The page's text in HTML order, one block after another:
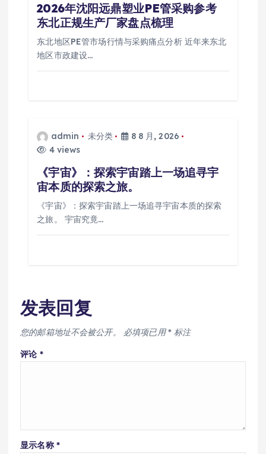
2026年沈阳远鼎塑业PE管采购参考
东北正规生产厂家盘点梳理
东北地区PE管市场行情与采购痛点分析 近年来东北
地区市政建设…
admin 未分类
8 8 月, 2026
4 views
《宇宙》：探索宇宙踏上一场追寻宇
宙本质的探索之旅。
《宇宙》：探索宇宙踏上一场追寻宇宙本质的探索
之旅。 宇宙究竟…
发表回复
您的邮箱地址不会被公开。 必填项已用* 标注
评论 *
显示名称 *